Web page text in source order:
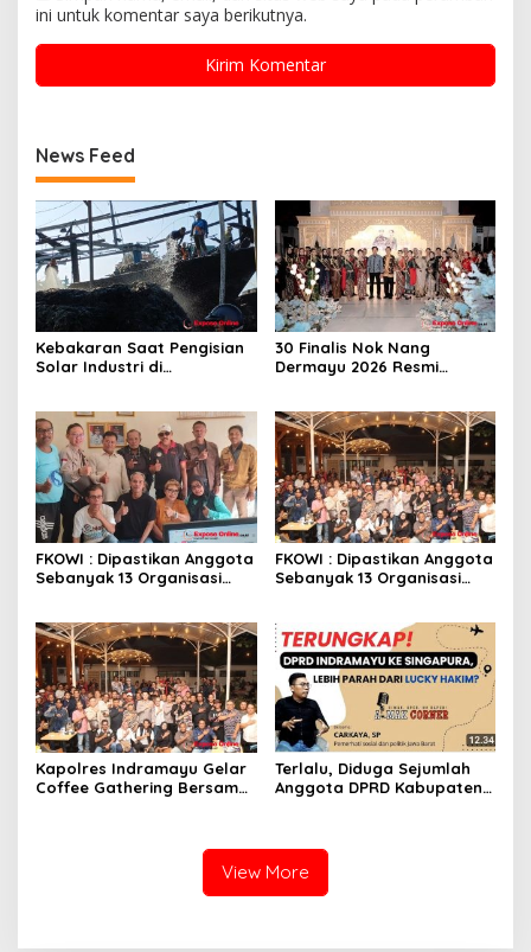
ini untuk komentar saya berikutnya.
News Feed
Kebakaran Saat Pengisian
Solar Industri di
Diminta Usut Tuntas
30 Finalis Nok Nang
Dermayu 2026 Resmi
FKOWI : Dipastikan Anggota
Sebanyak 13 Organisasi
FKOWI : Dipastikan Anggota
Sebanyak 13 Organisasi
Kapolres Indramayu Gelar
Coffee Gathering Bersama
Terlalu, Diduga Sejumlah
Anggota DPRD Kabupaten
View More